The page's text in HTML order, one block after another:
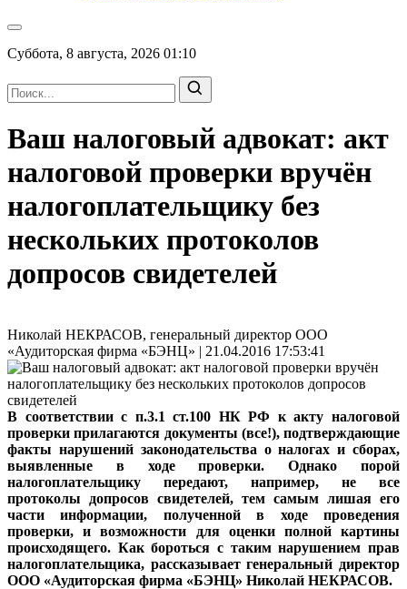
Суббота, 8 августа, 2026 01:10
Ваш налоговый адвокат: акт
налоговой проверки вручён
налогоплательщику без
нескольких протоколов
допросов свидетелей
Николай НЕКРАСОВ, генеральный директор ООО
«Аудиторская фирма «БЭНЦ» | 21.04.2016 17:53:41
В соответствии с п.3.1 ст.100 НК РФ к акту налоговой
проверки прилагаются документы (все!), подтверждающие
факты нарушений законодательства о налогах и сборах,
выявленные в ходе проверки. Однако порой
налогоплательщику передают, например, не все
протоколы допросов свидетелей, тем самым лишая его
части информации, полученной в ходе проведения
проверки, и возможности для оценки полной картины
происходящего. Как бороться с таким нарушением прав
налогоплательщика, рассказывает генеральный директор
ООО «Аудиторская фирма «БЭНЦ» Николай НЕКРАСОВ.